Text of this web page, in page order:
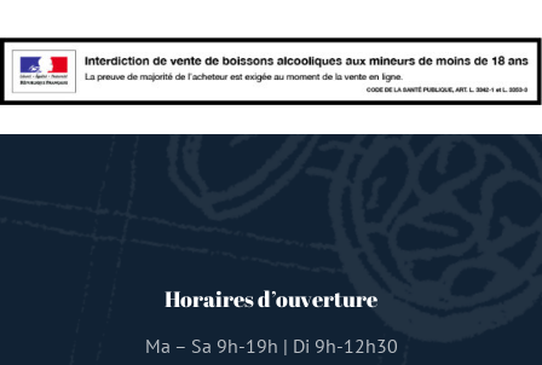
Horaires d’ouverture
Ma – Sa 9h-19h | Di 9h-12h30